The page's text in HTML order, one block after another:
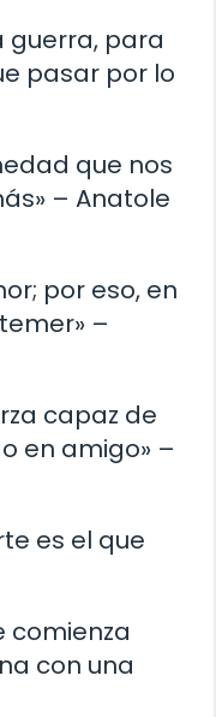
guerra, para
pasar por lo
que nos
– Anatole
por eso, en
–
capaz de
en amigo» –
es el que
comienza
con una